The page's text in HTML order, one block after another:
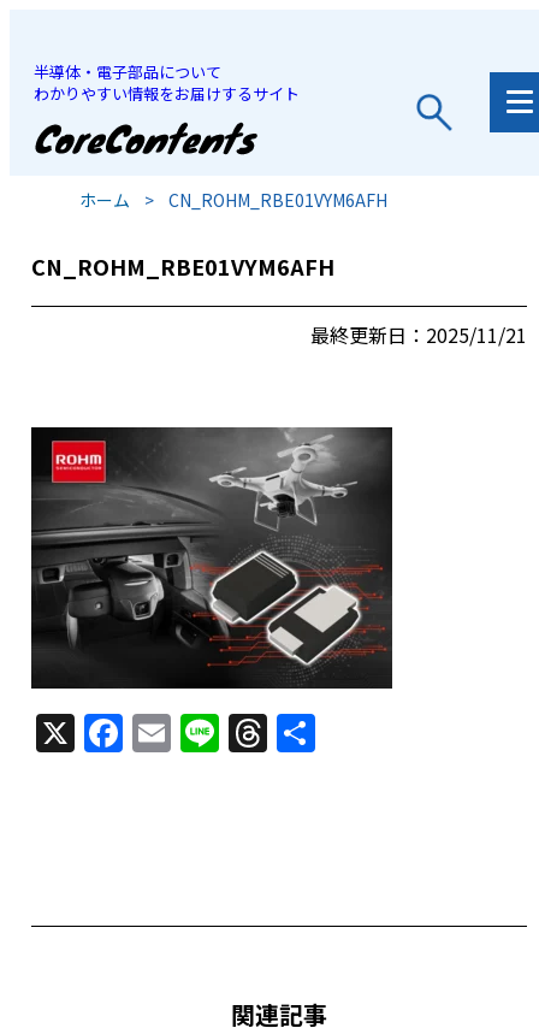
半導体・電子部品について
わかりやすい情報をお届けするサイト
JP
ホーム > CN_ROHM_RBE01VYM6AFH
CN_ROHM_RBE01VYM6AFH
最終更新日：2025/11/21
X F
a
o
E
m
Li
n
T
h
s
関連記事